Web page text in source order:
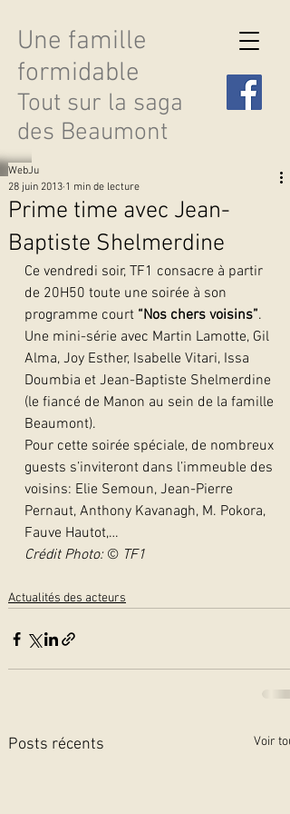
Une famille
formidable
Tout sur la saga
des Beaumont
Découvrir les saisons
Prime time avec Jean-
Baptiste Shelmerdine
WebJu
28 juin 2013 1 min de lecture
Ce vendredi soir, TF1 consacre à partir
de 20H50 toute une soirée à son
programme court “Nos chers voisins”.
Une mini-série avec Martin Lamotte, Gil
Alma, Joy Esther, Isabelle Vitari, Issa
Doumbia et Jean-Baptiste Shelmerdine
(le fiancé de Manon au sein de la famille
Beaumont).
Pour cette soirée spéciale, de nombreux
guests s’inviteront dans l’immeuble des
voisins: Elie Semoun, Jean-Pierre
Pernaut, Anthony Kavanagh, M. Pokora,
Fauve Hautot,…
Crédit Photo: © TF1
Actualités des acteurs
Posts récents Voir tout